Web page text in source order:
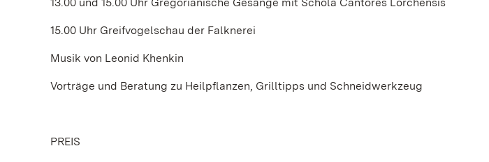
15.00 Uhr Greifvogelschau der Falknerei
Musik von Leonid Khenkin
Vorträge und Beratung zu Heilpflanzen, Grilltipps und Schneidwerkzeug
PREIS